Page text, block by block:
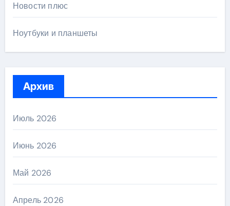
Новости плюс
Ноутбуки и планшеты
Архив
Июль 2026
Июнь 2026
Май 2026
Апрель 2026